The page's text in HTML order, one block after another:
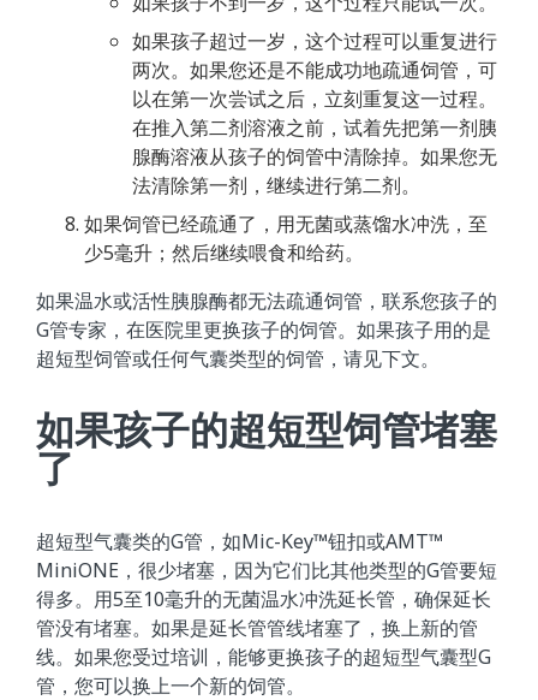
如果孩子超过一岁，这个过程可以重复进行
两次。如果您还是不能成功地疏通饲管，可
以在第一次尝试之后，立刻重复这一过程。
在推入第二剂溶液之前，试着先把第一剂胰
腺酶溶液从孩子的饲管中清除掉。如果您无
法清除第一剂，继续进行第二剂。
如果饲管已经疏通了，用无菌或蒸馏水冲洗，至
少5毫升；然后继续喂食和给药。
如果温水或活性胰腺酶都无法疏通饲管，联系您孩子的
G管专家，在医院里更换孩子的饲管。如果孩子用的是
超短型饲管或任何气囊类型的饲管，请见下文。
如果孩子的超短型饲管堵塞
了
超短型气囊类的G管，如Mic-Key™钮扣或AMT™
MiniONE，很少堵塞，因为它们比其他类型的G管要短
得多。用5至10毫升的无菌温水冲洗延长管，确保延长
管没有堵塞。如果是延长管管线堵塞了，换上新的管
线。如果您受过培训，能够更换孩子的超短型气囊型G
管，您可以换上一个新的饲管。